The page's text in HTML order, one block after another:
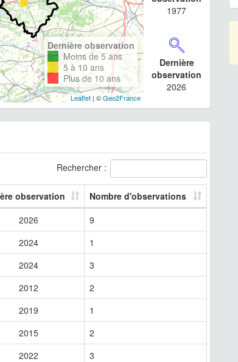
Dernière observation
Moins de 5 ans
5 à 10 ans
Plus de 10 ans
Leaflet| ©Geo2France
1977
Dernière
observation
2026
Rechercher :
observation
Nombre d'observations
2026
9
2024
1
2024
3
2012
2
2019
1
2015
2
2022
3